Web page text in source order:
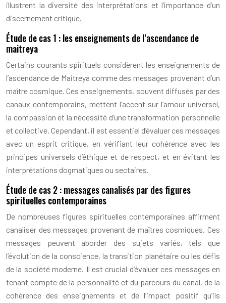
illustrent la diversité des interprétations et l’importance d’un
discernement critique.
Étude de cas 1 : les enseignements de l’ascendance de
maitreya
Certains courants spirituels considèrent les enseignements de
l’ascendance de Maitreya comme des messages provenant d’un
maître cosmique. Ces enseignements, souvent diffusés par des
canaux contemporains, mettent l’accent sur l’amour universel,
la compassion et la nécessité d’une transformation personnelle
et collective. Cependant, il est essentiel d’évaluer ces messages
avec un esprit critique, en vérifiant leur cohérence avec les
principes universels d’éthique et de respect, et en évitant les
interprétations dogmatiques ou sectaires.
Étude de cas 2 : messages canalisés par des figures
spirituelles contemporaines
De nombreuses figures spirituelles contemporaines affirment
canaliser des messages provenant de maîtres cosmiques. Ces
messages peuvent aborder des sujets variés, tels que
l’évolution de la conscience, la transition planétaire ou les défis
de la société moderne. Il est crucial d’évaluer ces messages en
tenant compte de la personnalité et du parcours du canal, de la
cohérence des enseignements et de l’impact positif qu’ils